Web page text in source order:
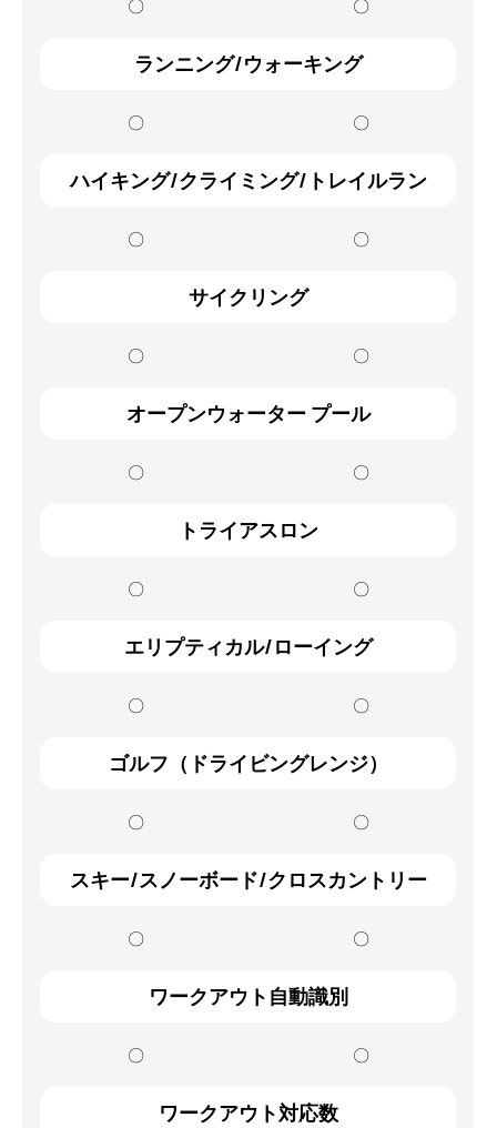
〇 〇
ランニング/ウォーキング
〇 〇
ハイキング/クライミング/トレイルラン
〇 〇
サイクリング
〇 〇
オープンウォーター プール
〇 〇
トライアスロン
〇 〇
エリプティカル/ローイング
〇 〇
ゴルフ（ドライビングレンジ）
〇 〇
スキー/スノーボード/クロスカントリー
〇 〇
ワークアウト自動識別
〇 〇
ワークアウト対応数